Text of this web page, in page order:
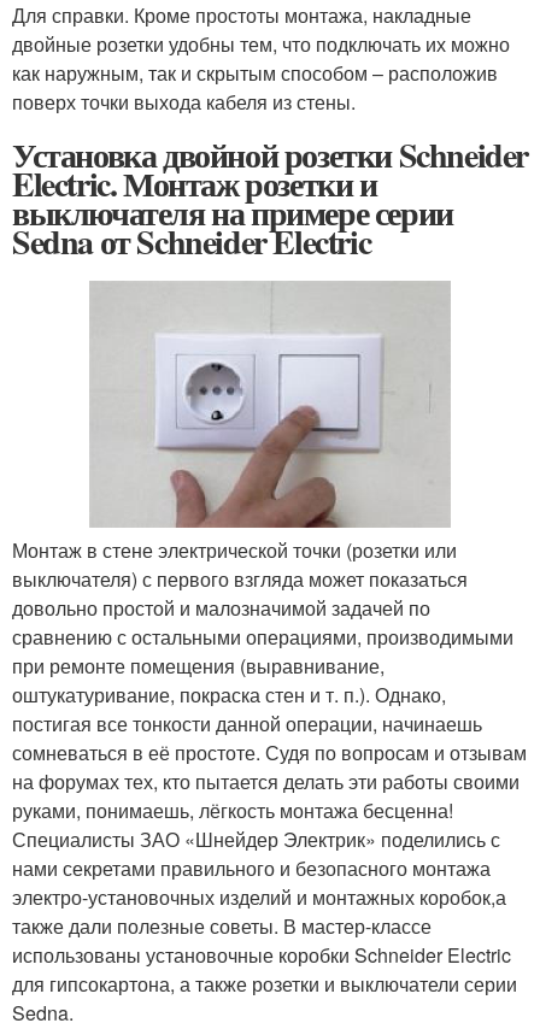
Для справки. Кроме простоты монтажа, накладные
двойные розетки удобны тем, что подключать их можно
как наружным, так и скрытым способом – расположив
поверх точки выхода кабеля из стены.
Установка двойной розетки Schneider
Electric. Монтаж розетки и
выключателя на примере серии
Sedna от Schneider Electric
Монтаж в стене электрической точки (розетки или
выключателя) с первого взгляда может показаться
довольно простой и малозначимой задачей по
сравнению с остальными операциями, производимыми
при ремонте помещения (выравнивание,
оштукатуривание, покраска стен и т. п.). Однако,
постигая все тонкости данной операции, начинаешь
сомневаться в её простоте. Судя по вопросам и отзывам
на форумах тех, кто пытается делать эти работы своими
руками, понимаешь, лёгкость монтажа бесценна!
Специалисты ЗАО «Шнейдер Электрик» поделились с
нами секретами правильного и безопасного монтажа
электро-установочных изделий и монтажных коробок,а
также дали полезные советы. В мастер-классе
использованы установочные коробки Schneider Electric
для гипсокартона, а также розетки и выключатели серии
Sedna.